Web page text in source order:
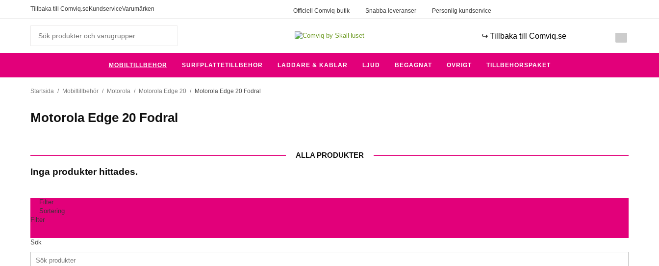
Tillbaka till Comviq.se KundserviceVarumärken Officiell Comviq-butik Snabba leveranser Personlig kundservice
↪️ Tillbaka till Comviq.se
MOBILTILLBEHÖR SURFPLATTETILLBEHÖR LADDARE & KABLAR LJUD BEGAGNAT ÖVRIGT TILLBEHÖRSPAKET
Startsida / Mobiltillbehör / Motorola / Motorola Edge 20 / Motorola Edge 20 Fodral
Motorola Edge 20 Fodral
ALLA PRODUKTER
Inga produkter hittades.
Filter
Sortering
Filter
Sök